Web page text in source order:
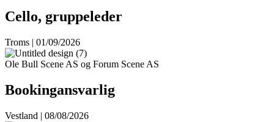
Cello, gruppeleder
Troms | 01/09/2026
Ole Bull Scene AS og Forum Scene AS
Bookingansvarlig
Vestland | 08/08/2026